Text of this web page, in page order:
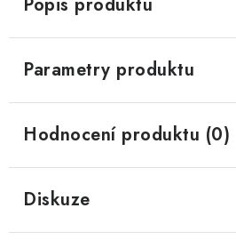
Parametry produktu
Hodnocení produktu (0)
Diskuze